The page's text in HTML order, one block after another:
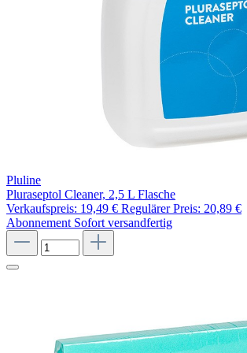
Pluline
Pluraseptol Cleaner, 2,5 L Flasche
Verkaufspreis: 19,49 € Regulärer Preis: 20,89 €
Abonnement Sofort versandfertig